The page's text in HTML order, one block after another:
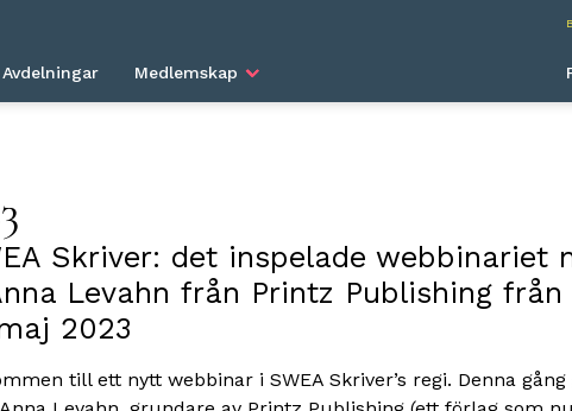
Avdelningar Medlemskap
Skriver: det inspelade webbinariet
Levahn från Printz Publishing från
2023
till ett nytt webbinar i SWEA Skriver’s regi. Denna gång